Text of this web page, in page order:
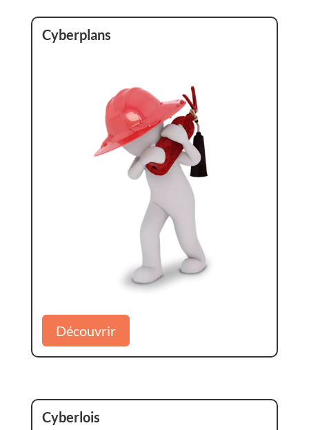
Cyberplans
Découvrir
Cyberlois